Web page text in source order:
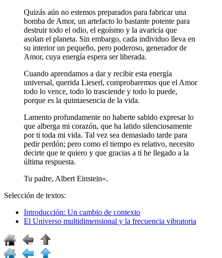
Quizás aún no estemos preparados para fabricar una
bomba de Amor, un artefacto lo bastante potente para
destruir todo el odio, el egoísmo y la avaricia que
asolan el planeta. Sin embargo, cada individuo lleva en
su interior un pequeño, pero poderoso, generador de
Amor, cuya energía espera ser liberada.
Cuando aprendamos a dar y recibir esta energía
universal, querida Lieserl, comprobaremos que el Amor
todo lo vence, todo lo trasciende y todo lo puede,
porque es la quintaesencia de la vida.
Lamento profundamente no haberte sabido expresar lo
que alberga mi corazón, que ha latido silenciosamente
por ti toda mi vida. Tal vez sea demasiado tarde para
pedir perdón; pero como el tiempo es relativo, necesito
decirte que te quiero y que gracias a ti he llegado a la
última respuesta.
Tu padre, Albert Einstein».
Selección de textos:
Introducción: Un cambio de contexto
El Universo multidimensional y la frecuencia vibratoria